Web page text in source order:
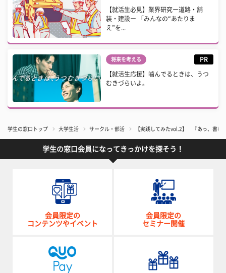
【就活生必見】業界研究ー道路・舗
装・建設ー 「みんなの“あたりま
え”を...
将来を考える PR
【就活生応援】噛んでるときは、うつ
むきづらいよ。
学生の窓口トップ 大学生活 サークル・部活 【実践してみたvol.2】 『あっ、書け
学生の窓口会員になってきっかけを探そう！
会員限定の
コンテンツやイベント
会員限定の
セミナー開催